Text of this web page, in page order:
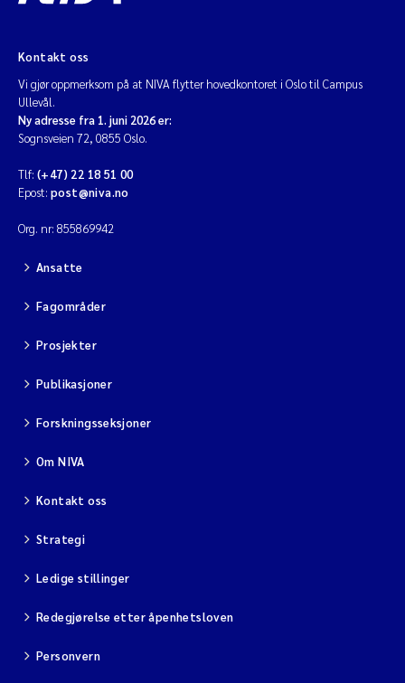
Kontakt oss
Vi gjør oppmerksom på at NIVA flytter hovedkontoret i Oslo til Campus
Ullevål.
Ny adresse fra 1. juni 2026 er:
Sognsveien 72, 0855 Oslo.
Tlf: (+47) 22 18 51 00
Epost: post@niva.no
Org. nr: 855869942
Ansatte
Fagområder
Prosjekter
Publikasjoner
Forskningsseksjoner
Om NIVA
Kontakt oss
Strategi
Ledige stillinger
Redegjørelse etter åpenhetsloven
Personvern